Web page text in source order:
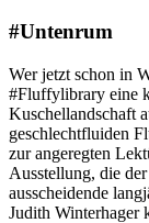
#Untenrum
Wer jetzt schon in
#Fluffylibrary eine
Kuschellandschaft
geschlechtfluiden
zur angeregten
Ausstellung, die
ausscheidende
Judith Winterhager